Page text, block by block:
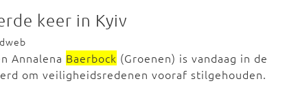
keer in Kyiv
Annalena Baerbock (Groenen) is vandaag in de
om veiligheidsredenen vooraf stilgehouden.